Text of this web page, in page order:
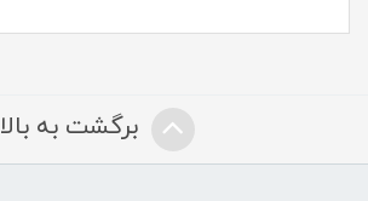
برگشت به بالا